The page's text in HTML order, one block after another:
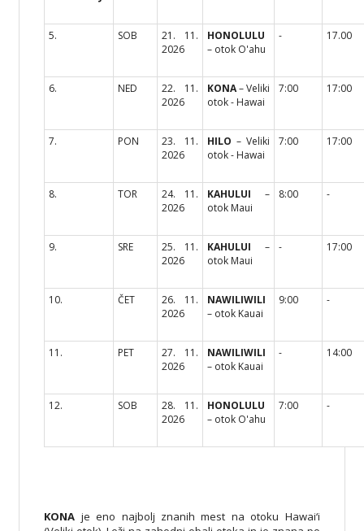
5. SOB
21. 11.
2026
HONOLULU
– otok O'ahu
- 17.00
6. NED
22. 11.
2026
KONA– Veliki
otok - Hawai
7:00 17:00
7. PON
23. 11.
2026
HILO– Veliki
otok - Hawai
7:00 17:00
8. TOR
24. 11.
2026
KAHULUI–
otok Maui
8:00 -
9. SRE
25. 11.
2026
KAHULUI–
otok Maui
- 17:00
10. ČET
26. 11.
2026
NAWILIWILI
– otok Kauai
9:00 -
11. PET
27. 11.
2026
NAWILIWILI
– otok Kauai
- 14:00
12. SOB
28. 11.
2026
HONOLULU
– otok O'ahu
7:00 -
KONA je eno najbolj znanih mest na otoku Hawai‘i